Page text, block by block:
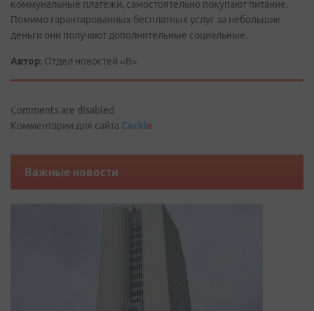
коммунальные платежи, самостоятельно покупают питание.
Помимо гарантированных бесплатных услуг за небольшие
деньги они получают дополнительные социальные.
Автор: Отдел новостей «В»
Comments are disabled
Комментарии для сайта Cackle
Важные новости